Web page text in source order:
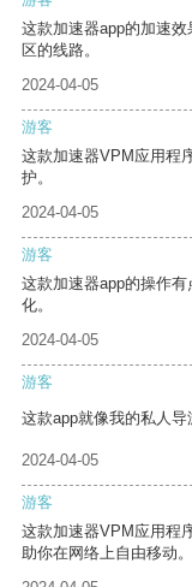
这款加速器app的加速
区的线路。
2024-04-05
游客
这款加速器VPM应用程
护。
2024-04-05
游客
这款加速器app的操作
化。
2024-04-05
游客
这款app就像我的私人导
2024-04-05
游客
这款加速器VPM应用程
助你在网络上自由移动。